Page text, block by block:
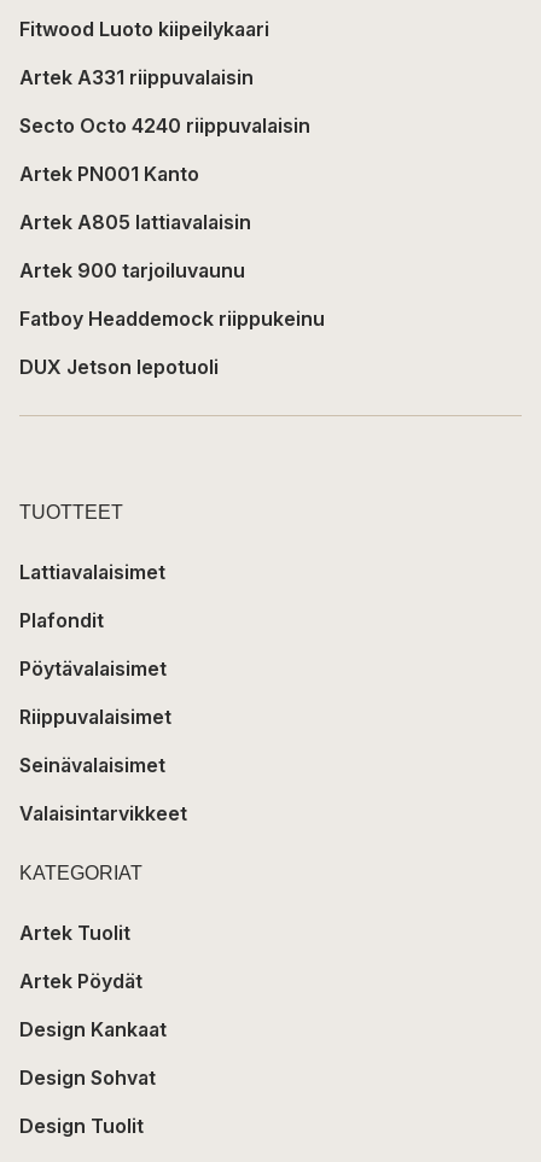
Fitwood Luoto kiipeilykaari
Artek A331 riippuvalaisin
Secto Octo 4240 riippuvalaisin
Artek PN001 Kanto
Artek A805 lattiavalaisin
Artek 900 tarjoiluvaunu
Fatboy Headdemock riippukeinu
DUX Jetson lepotuoli
TUOTTEET
Lattiavalaisimet
Plafondit
Pöytävalaisimet
Riippuvalaisimet
Seinävalaisimet
Valaisintarvikkeet
KATEGORIAT
Artek Tuolit
Artek Pöydät
Design Kankaat
Design Sohvat
Design Tuolit